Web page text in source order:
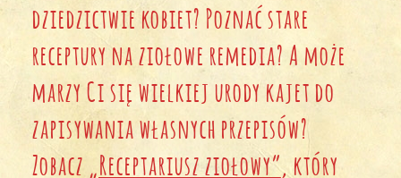
dziedzictwie kobiet? Poznać stare
receptury na ziołowe remedia? A może
marzy Ci się wielkiej urody kajet do
zapisywania własnych przepisów?
Zobacz
„Receptariusz ziołowy” , który